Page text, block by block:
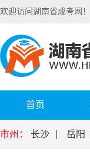
欢迎访问湖南省成考网！
首页
市州： 长沙 岳阳